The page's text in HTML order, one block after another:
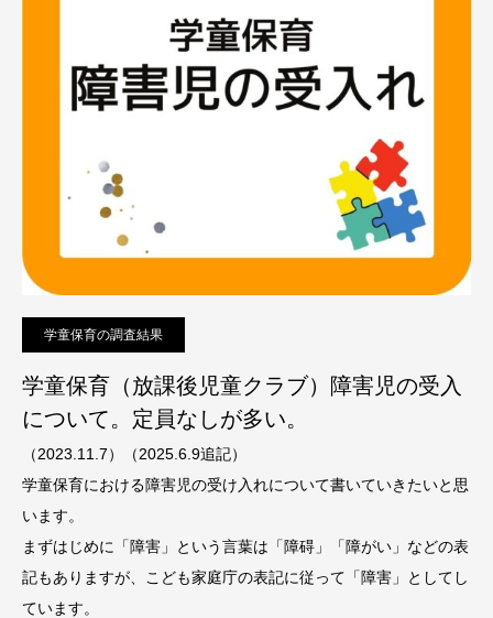
学童保育の調査結果
学童保育（放課後児童クラブ）障害児の受入
について。定員なしが多い。
（2023.11.7）（2025.6.9追記）
学童保育における障害児の受け入れについて書いていきたいと思
います。
まずはじめに「障害」という言葉は「障碍」「障がい」などの表
記もありますが、こども家庭庁の表記に従って「障害」としてし
ています。